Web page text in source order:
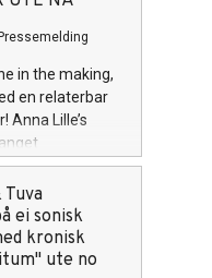
Pressemelding
in the making,
en relaterbar
Anna Lille’s
Bieber og Billie
nye singel
hun om den
ut av et
ei sonisk
kronisk
ute no